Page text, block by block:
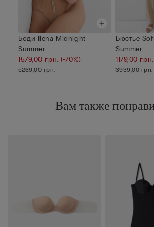
Боди Ilena Midnight
Summer
1579,00 грн.(-70%)
5269,00 грн.
Бюстье
Summer
1179,00
3939,00 грн.
Вам также